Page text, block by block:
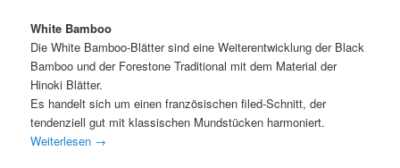
White Bamboo
Die White Bamboo-Blätter sind eine Weiterentwicklung der Black
Bamboo und der Forestone Traditional mit dem Material der
Hinoki Blätter.
Es handelt sich um einen französischen filed-Schnitt, der
tendenziell gut mit klassischen Mundstücken harmoniert.
Weiterlesen →